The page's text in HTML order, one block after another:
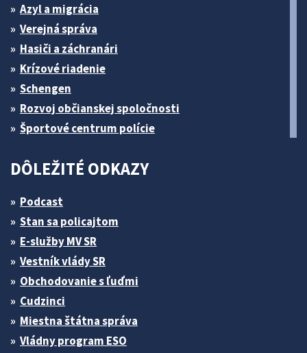
Azyl a migrácia
Verejná správa
Hasiči a záchranári
Krízové riadenie
Schengen
Rozvoj občianskej spoločnosti
Športové centrum polície
DÔLEŽITÉ ODKAZY
Podcast
Stan sa policajtom
E-služby MV SR
Vestník vlády SR
Obchodovanie s ľuďmi
Cudzinci
Miestna štátna správa
Vládny program ESO